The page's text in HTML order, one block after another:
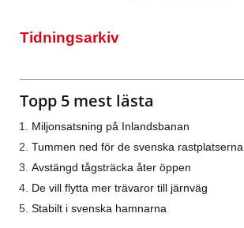
Tidningsarkiv
Topp 5 mest lästa
Miljonsatsning på Inlandsbanan
Tummen ned för de svenska rastplatserna
Avstängd tågsträcka åter öppen
De vill flytta mer trävaror till järnväg
Stabilt i svenska hamnarna